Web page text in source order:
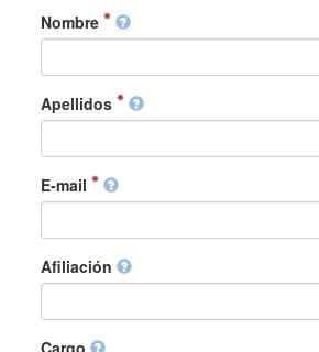
Nombre
Apellidos
E-mail
Afiliación
Cargo